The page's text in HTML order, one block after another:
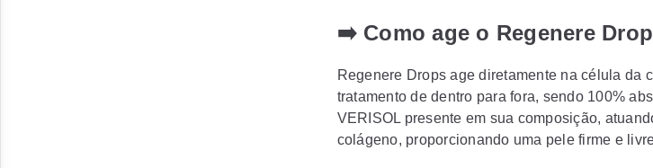
➡️ Como age o Regenere
Regenere Drops age diretamente na célula da
tratamento de dentro para fora, sendo 100%
VERISOL presente em sua composição,
colágeno, proporcionando uma pele firme e